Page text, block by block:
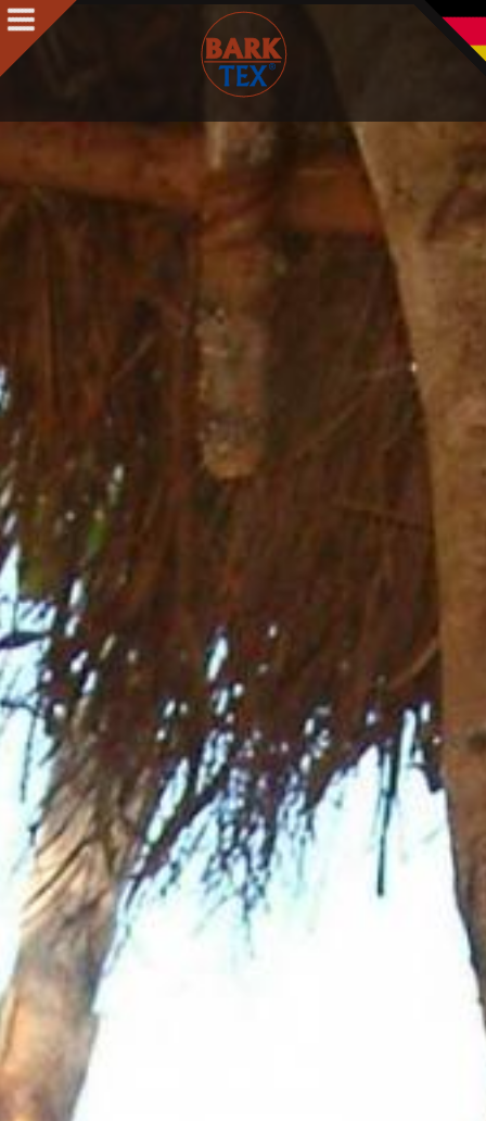
Produkte
Produkte Intro
BARK CLOTH
BARKTEX
VegaPlac
Projekte
Über uns
Über uns Intro
Auszeichnungen
Team
Philosophie & Leitbild
Aktuelles
Shop